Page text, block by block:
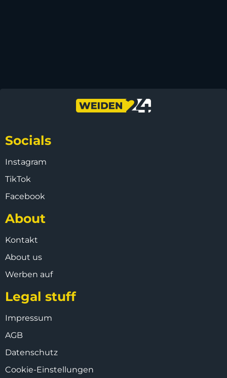
Socials
Instagram
TikTok
Facebook
About
Kontakt
About us
Werben auf
Legal stuff
Impressum
AGB
Datenschutz
Cookie-Einstellungen